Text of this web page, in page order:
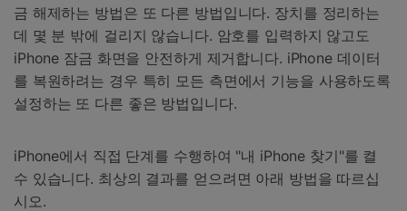
금 해제하는 방법은 또 다른 방법입니다. 장치를 정리하는
데 몇 분 밖에 걸리지 않습니다. 암호를 입력하지 않고도
iPhone 잠금 화면을 안전하게 제거합니다. iPhone 데이터
를 복원하려는 경우 특히 모든 측면에서 기능을 사용하도록
설정하는 또 다른 좋은 방법입니다.
iPhone에서 직접 단계를 수행하여 "내 iPhone 찾기"를 켤
수 있습니다. 최상의 결과를 얻으려면 아래 방법을 따르십
시오.